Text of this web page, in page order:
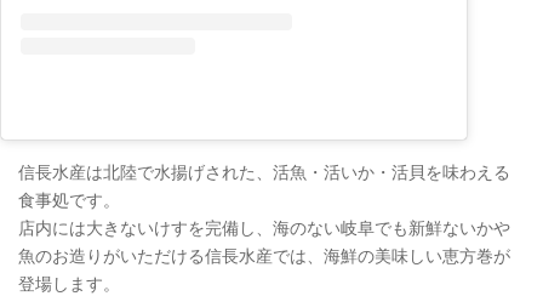
信長水産は北陸で水揚げされた、活魚・活いか・活貝を味わえる
食事処です。
店内には大きないけすを完備し、海のない岐阜でも新鮮ないかや
魚のお造りがいただける信長水産では、海鮮の美味しい恵方巻が
登場します。